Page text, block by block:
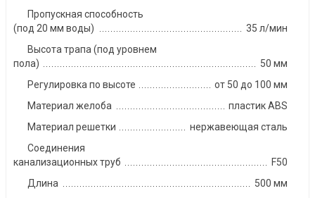
Пропускная способность
(под 20 мм воды)
35 л/мин
Высота трапа (под уровнем
пола)
50 мм
Регулировка по высоте
от 50 до 100 мм
Материал желоба
пластик ABS
Материал решетки
нержавеющая сталь
Соединения
канализационных труб
F50
Длина
500 мм